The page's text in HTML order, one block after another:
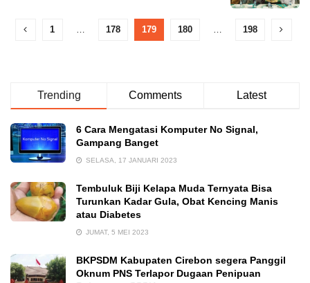
1 178 179 180 198
Trending Comments Latest
6 Cara Mengatasi Komputer No Signal,
Gampang Banget
SELASA, 17 JANUARI 2023
Tembuluk Biji Kelapa Muda Ternyata Bisa
Turunkan Kadar Gula, Obat Kencing Manis
atau Diabetes
JUMAT, 5 MEI 2023
BKPSDM Kabupaten Cirebon segera Panggil
Oknum PNS Terlapor Dugaan Penipuan